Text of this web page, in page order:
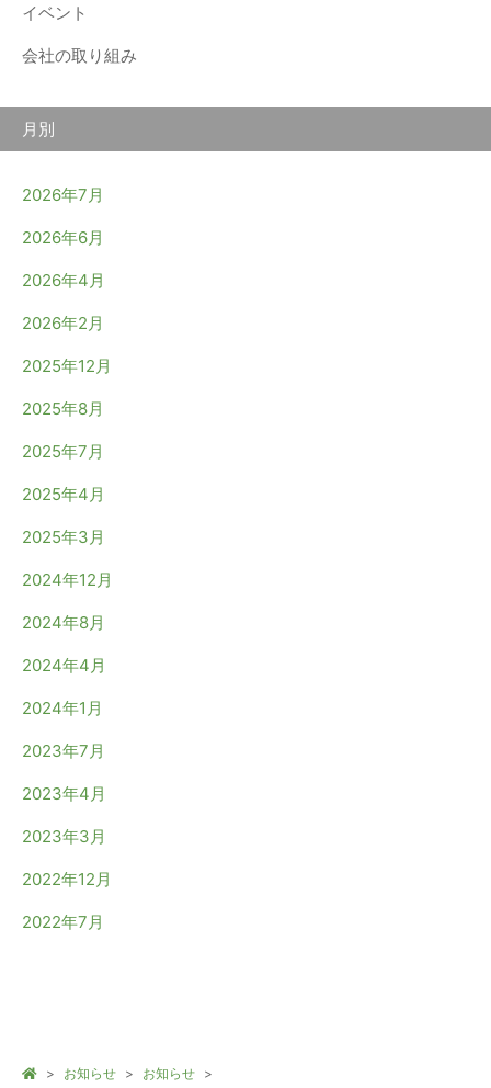
イベント
会社の取り組み
月別
2026年7月
2026年6月
2026年4月
2026年2月
2025年12月
2025年8月
2025年7月
2025年4月
2025年3月
2024年12月
2024年8月
2024年4月
2024年1月
2023年7月
2023年4月
2023年3月
2022年12月
2022年7月
お知らせ
お知らせ